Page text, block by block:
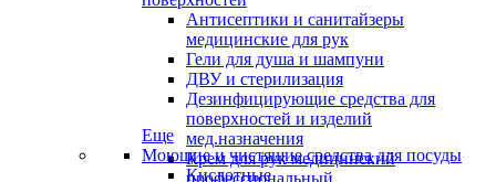
Антисептики и санитайзеры
медицинские для рук
Гели для душа и шампуни
ДВУ и стерилизация
Дезинфицирующие средства для
поверхностей и изделий
мед.назначения
Крем для рук медицинский
профессиональный
Еще
Моющие и чистящие средства для посуды
Кислотные